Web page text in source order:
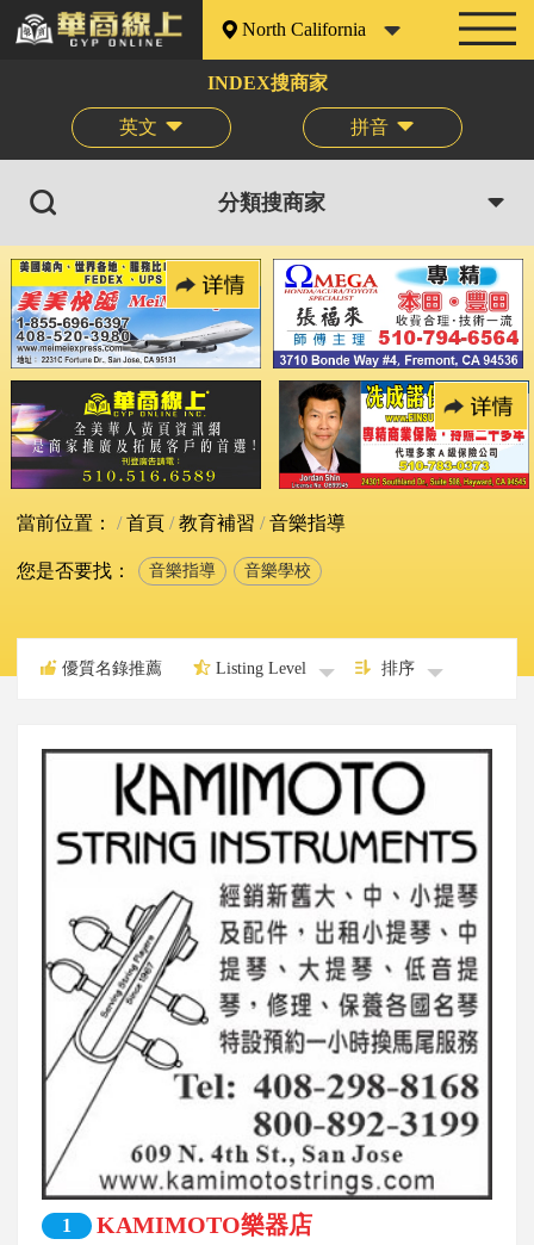
North California
INDEX搜商家
英文 拼音
分類搜商家
當前位置： 首頁 教育補習 音樂指導
您是否要找： 音樂指導 音樂學校
優質名錄推薦 Listing Level 排序
1 KAMIMOTO樂器店